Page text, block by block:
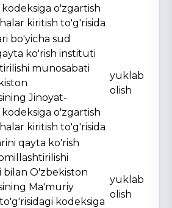
o'zgartish
kiritish to'g'risida
bo'yicha sud
ko'rish instituti
munosabati
Jinoyat-
o'zgartish
kiritish to'g'risida
yuklab
olish
qayta ko'rish
bilan O'zbekiston
Ma'muriy
kodeksiga
yuklab
olish